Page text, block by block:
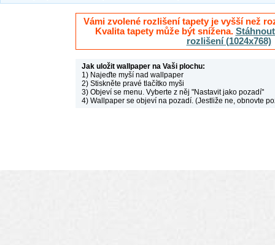
Vámi zvolené rozlišení tapety je vyšší než
Kvalita tapety může být snížena.
rozlišení (1024x768)
Jak uložit wallpaper na Vaši plochu:
1) Najeďte myší nad wallpaper
2) Stiskněte pravé tlačítko myši
3) Objeví se menu. Vyberte z něj "Nastavit jako pozadí"
4) Wallpaper se objeví na pozadí. (Jestliže ne, obnovte